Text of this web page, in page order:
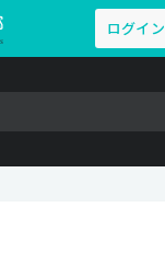
ログイン